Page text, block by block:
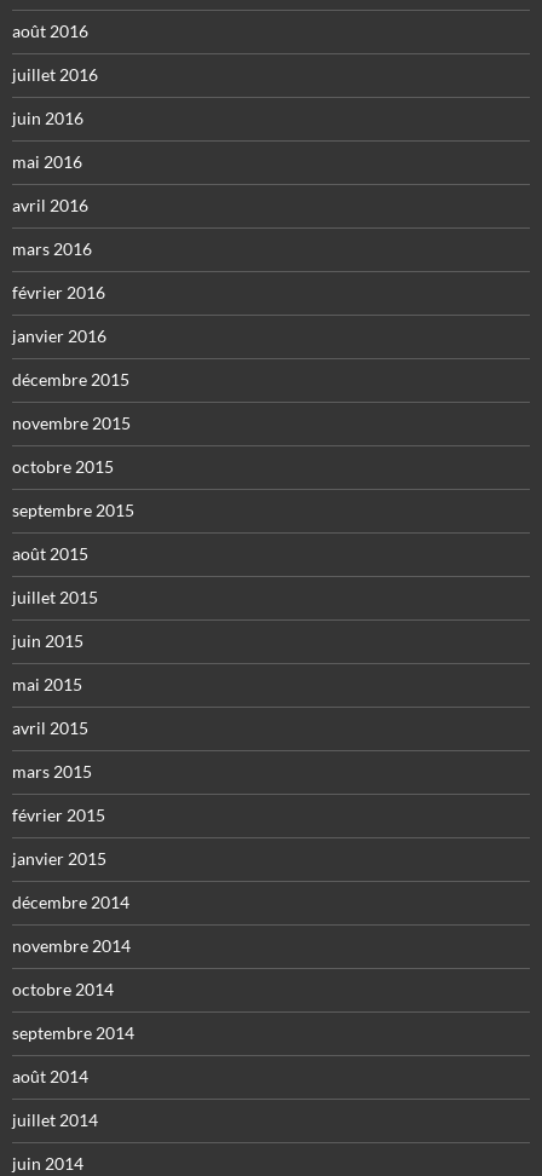
août 2016
juillet 2016
juin 2016
mai 2016
avril 2016
mars 2016
février 2016
janvier 2016
décembre 2015
novembre 2015
octobre 2015
septembre 2015
août 2015
juillet 2015
juin 2015
mai 2015
avril 2015
mars 2015
février 2015
janvier 2015
décembre 2014
novembre 2014
octobre 2014
septembre 2014
août 2014
juillet 2014
juin 2014